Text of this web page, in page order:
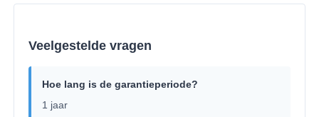
Veelgestelde vragen
Hoe lang is de garantieperiode?
1 jaar